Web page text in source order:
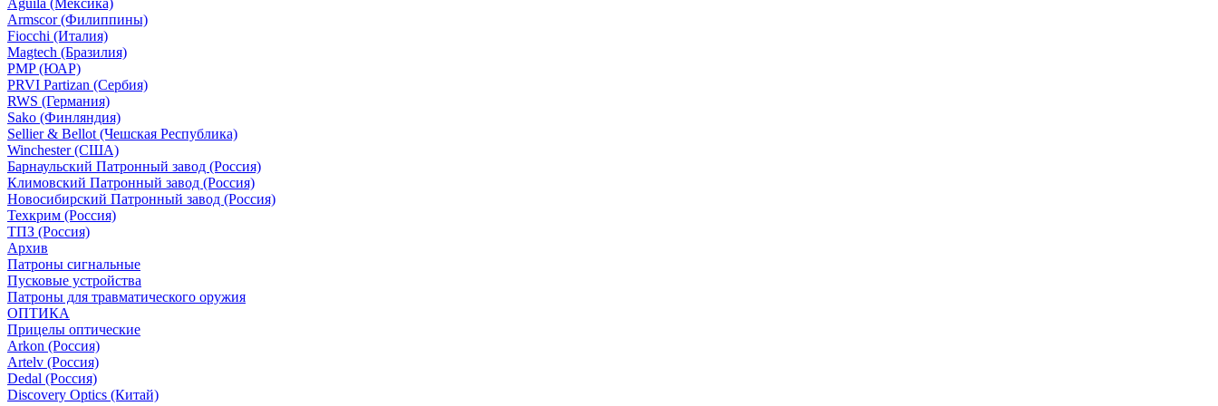
Aguila (Мексика)
Armscor (Филиппины)
Fiocchi (Италия)
Magtech (Бразилия)
PMP (ЮАР)
PRVI Partizan (Сербия)
RWS (Германия)
Sako (Финляндия)
Sellier & Bellot (Чешская Республика)
Winchester (США)
Барнаульский Патронный завод (Россия)
Климовский Патронный завод (Россия)
Новосибирский Патронный завод (Россия)
Техкрим (Россия)
ТПЗ (Россия)
Архив
Патроны сигнальные
Пусковые устройства
Патроны для травматического оружия
ОПТИКА
Прицелы оптические
Arkon (Россия)
Artelv (Россия)
Dedal (Россия)
Discovery Optics (Китай)